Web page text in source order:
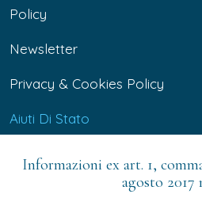
Policy
Newsletter
Privacy & Cookies Policy
Aiuti Di Stato
Informazioni ex art. 1,
agosto 2017